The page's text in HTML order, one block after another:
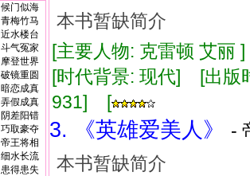
候门似海
青梅竹马
近水楼台
斗气冤家
摩登世界
破镜重圆
暗恋成真
弄假成真
阴差阳错
巧取豪夺
帝王将相
细水长流
患得患失
本书暂缺简介
[主要人物: 克雷顿 艾
[时代背景: 现代] [出
931] [
3. 《英雄爱美人》
-
本书暂缺简介